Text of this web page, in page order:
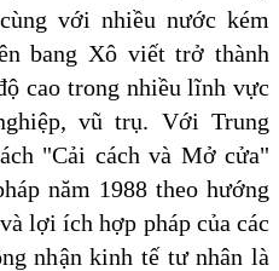
với nhiều nước kém
bang Xô viết trở thành
cao trong nhiều lĩnh vực
vũ trụ. Với Trung
"Cải cách và Mở cửa"
năm 1988 theo hướng
lợi ích hợp pháp của các
nhận kinh tế tư nhân là